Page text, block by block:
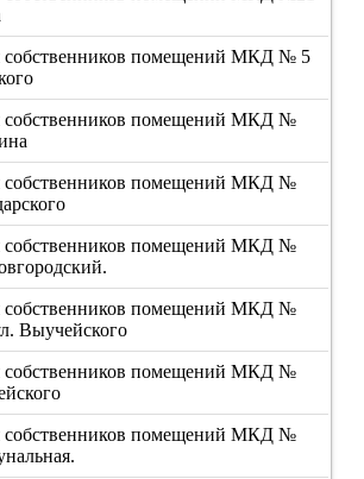
собственников помещений МКД № 5
собственников помещений МКД №
собственников помещений МКД №
собственников помещений МКД №
собственников помещений МКД №
Выучейского
собственников помещений МКД №
собственников помещений МКД №